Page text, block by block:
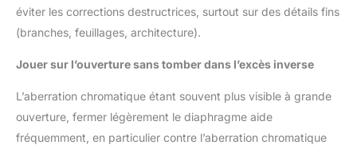
éviter les corrections destructrices, surtout sur des détails fins
(branches, feuillages, architecture).
Jouer sur l’ouverture sans tomber dans l’excès inverse
L’aberration chromatique étant souvent plus visible à grande
ouverture, fermer légèrement le diaphragme aide
fréquemment, en particulier contre l’aberration chromatique